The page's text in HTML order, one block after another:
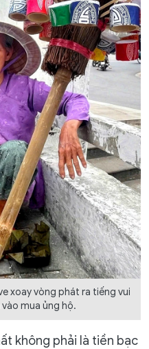
xoay vòng phát ra tiếng vui
mua ủng hộ.
không phải là tiền bạc